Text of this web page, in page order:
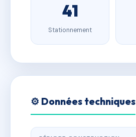
41
Stationnement
⚙️ Données techniques